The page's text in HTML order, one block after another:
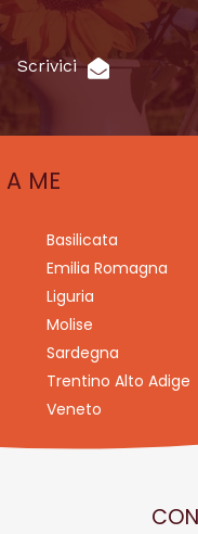
Scrivici
A ME
Basilicata
Emilia Romagna
Liguria
Molise
Sardegna
Trentino Alto Adige
Veneto